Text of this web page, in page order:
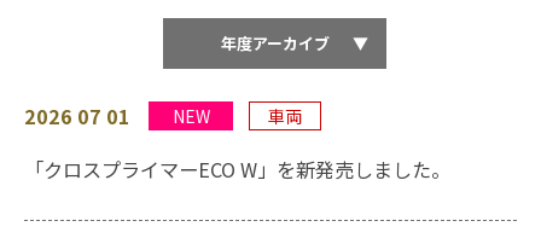
年度アーカイブ ▼
2026 07 01 NEW 車両
「クロスプライマーECO W」を新発売しました。